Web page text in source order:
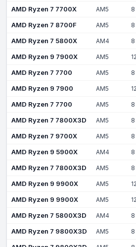
AMD Ryzen 7 7700X AM5 8
AMD Ryzen 7 8700F AM5 8
AMD Ryzen 7 5800X AM4 8
AMD Ryzen 9 7900X AM5
AMD Ryzen 7 7700 AM5 8
AMD Ryzen 9 7900 AM5
AMD Ryzen 7 7700 AM5 8
AMD Ryzen 7 7800X3D AM5 8
AMD Ryzen 7 9700X AM5 8
AMD Ryzen 9 5900X AM4 8
AMD Ryzen 7 7800X3D AM5 8
AMD Ryzen 9 9900X AM5
AMD Ryzen 9 9900X AM5
AMD Ryzen 7 5800X3D AM4 8
AMD Ryzen 7 9800X3D AM5 8